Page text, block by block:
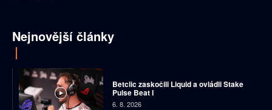
Nejnovější články
Betclic zaskočili Liquid a ovládli Stake
Pulse Beat I
6. 8. 2026